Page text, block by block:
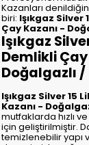
Kazanları
biri: Işıkgaz Silver
Çay Kazanı -
Işıkgaz
Demlikli
Doğalgazlı
Işıkgaz Silver 15
Kazanı -
mutfaklarda hızlı
için geliştirilmiştir.
temizlenebilir yapı